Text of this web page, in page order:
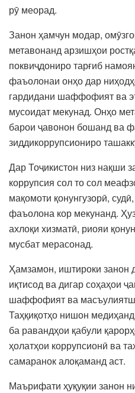
рӯ меорад.
Занон ҳамчун модар,
метавонанд арзишҳои
поквиҷдониро тарғиб
фаъолонаи онҳо дар
гардидани шаффофият ва
мусоидат мекунад. Онҳо
барои ҷавонон бошанд ва
зиддикоррупсиониро
Дар Тоҷикистон низ нақши
коррупсия сол то сол
мақомоти қонунгузорӣ,
фаъолона кор мекунанд.
ахлоқи хизматӣ, риояи
мусбат мерасонад.
Ҳамзамон, иштироки занон
иқтисод ва дигар соҳаҳои
шаффофият ва
Таҳқиқотҳо нишон
ба равандҳои қабули
ҳолатҳои коррупсионӣ ва
самаранок алоқаманд аст.
Маърифати ҳуқуқии занон